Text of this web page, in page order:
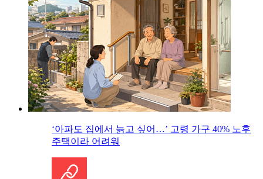
‘아파도 집에서 늙고 싶어…’ 고령 가구 40% 노후
주택이라 어려워